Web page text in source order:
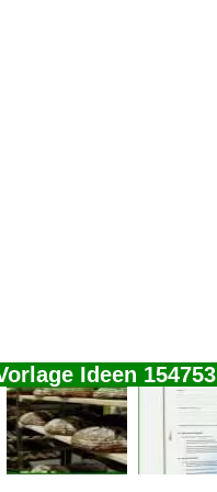
Ideen 154753